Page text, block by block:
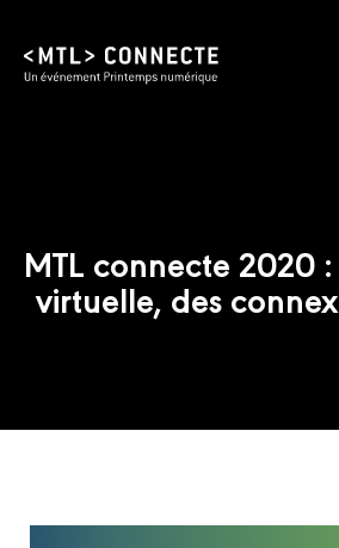
MTL connecte 2020
virtuelle, des